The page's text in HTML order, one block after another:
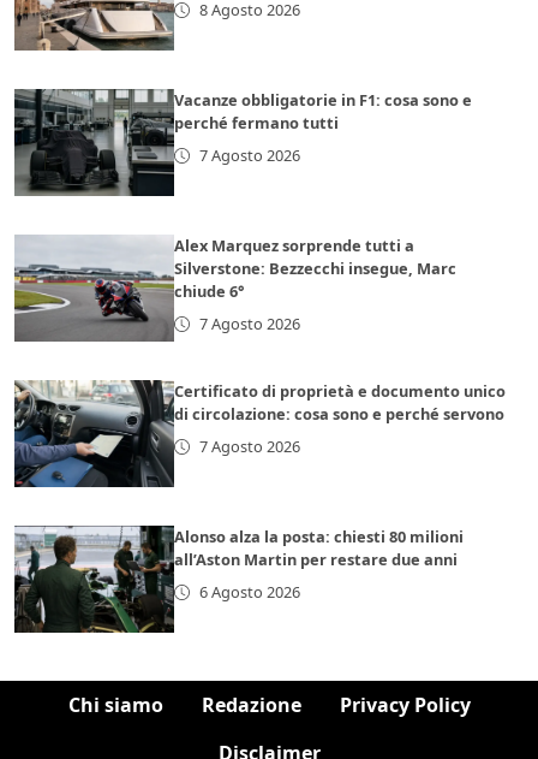
8 Agosto 2026
Vacanze obbligatorie in F1: cosa sono e
perché fermano tutti
7 Agosto 2026
Alex Marquez sorprende tutti a
Silverstone: Bezzecchi insegue, Marc
chiude 6°
7 Agosto 2026
Certificato di proprietà e documento unico
di circolazione: cosa sono e perché servono
7 Agosto 2026
Alonso alza la posta: chiesti 80 milioni
all’Aston Martin per restare due anni
6 Agosto 2026
Chi siamo Redazione
Privacy Policy
Disclaimer